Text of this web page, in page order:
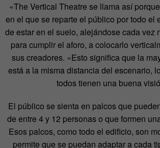
«The Vertical Theatre se llama así
en el que se reparte el público por todo el
de estar en el suelo, alejándose cada vez
para cumplir el aforo, a colocarlo
sus creadores. «Esto significa que la
está a la misma distancia del escenario,
todos tienen una buena
El público se sienta en palcos que
de entre 4 y 12 personas o que formen
Esos palcos, como todo el edificio, son
permite que se puedan adaptar a cada